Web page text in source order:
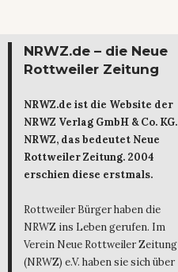
NRWZ.de – die Neue
Rottweiler Zeitung
NRWZ.de ist die Website der
NRWZ Verlag GmbH & Co. KG.
NRWZ, das bedeutet Neue
Rottweiler Zeitung. 2004
erschien diese erstmals.
Rottweiler Bürger haben die
NRWZ ins Leben gerufen. Im
Verein Neue Rottweiler Zeitung
(NRWZ) e.V. haben sie sich über